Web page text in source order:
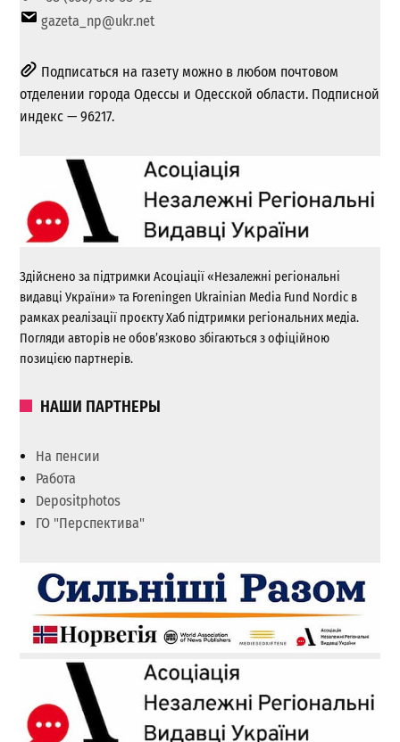
gazeta_np@ukr.net
Подписаться на газету можно в любом почтовом
отделении города Одессы и Одесской области. Подписной
индекс — 96217.
Здійснено за підтримки Асоціації «Незалежні регіональні
видавці України» та Foreningen Ukrainian Media Fund Nordic в
рамках реалізації проєкту Хаб підтримки регіональних медіа.
Погляди авторів не обов’язково збігаються з офіційною
позицією партнерів.
НАШИ ПАРТНЕРЫ
На пенсии
Работа
Depositphotos
ГО "Перспектива"